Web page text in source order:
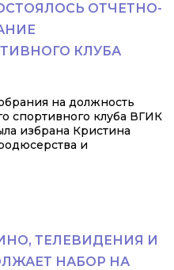
ОТЧЕТНО-
КЛУБА
на должность
спортивного клуба ВГИК
избрана Кристина
и
ТЕЛЕВИДЕНИЯ И
НАБОР НА